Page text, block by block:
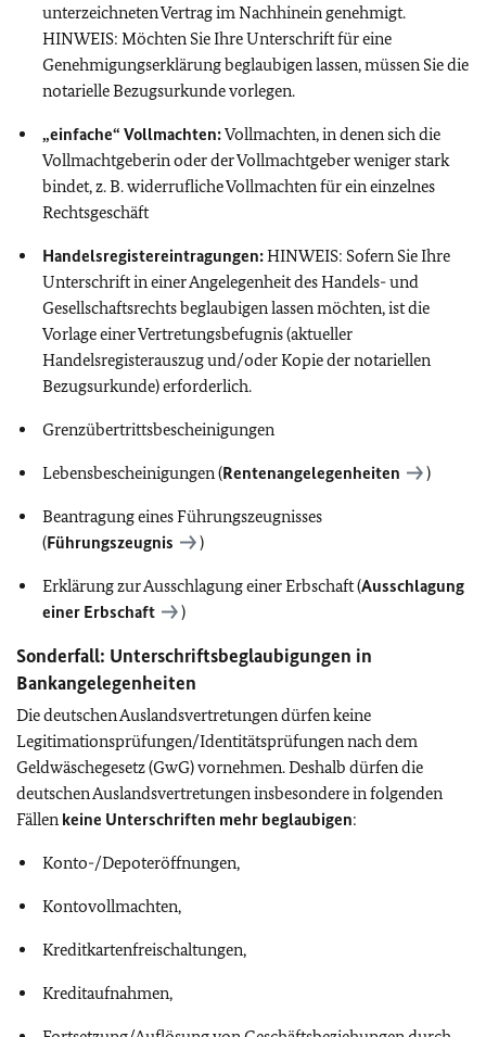
unterzeichneten Vertrag im Nachhinein genehmigt.
HINWEIS: Möchten Sie Ihre Unterschrift für eine
Genehmigungserklärung beglaubigen lassen, müssen Sie die
notarielle Bezugsurkunde vorlegen.
„einfache“ Vollmachten:Vollmachten, in denen sich die
Vollmachtgeberin oder der Vollmachtgeber weniger stark
bindet, z. B. widerrufliche Vollmachten für ein einzelnes
Rechtsgeschäft
Handelsregistereintragungen:HINWEIS: Sofern Sie Ihre
Unterschrift in einer Angelegenheit des Handels- und
Gesellschaftsrechts beglaubigen lassen möchten, ist die
Vorlage einer Vertretungsbefugnis (aktueller
Handelsregisterauszug und/oder Kopie der notariellen
Bezugsurkunde) erforderlich.
Grenzübertrittsbescheinigungen
Lebensbescheinigungen (Rentenangelegenheiten )
Beantragung eines Führungszeugnisses
(Führungszeugnis )
Erklärung zur Ausschlagung einer Erbschaft (Ausschlagung
einer Erbschaft
)
Sonderfall: Unterschriftsbeglaubigungen in
Bankangelegenheiten
Die deutschen Auslandsvertretungen dürfen keine
Legitimationsprüfungen/Identitätsprüfungen nach dem
Geldwäschegesetz (GwG) vornehmen. Deshalb dürfen die
deutschen Auslandsvertretungen insbesondere in folgenden
Fällen keine Unterschriften mehr beglaubigen:
Konto-/Depoteröffnungen,
Kontovollmachten,
Kreditkartenfreischaltungen,
Kreditaufnahmen,